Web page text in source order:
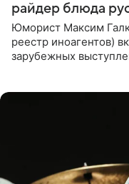
райдер блюда
Юморист Максим
реестр иноагентов)
зарубежных